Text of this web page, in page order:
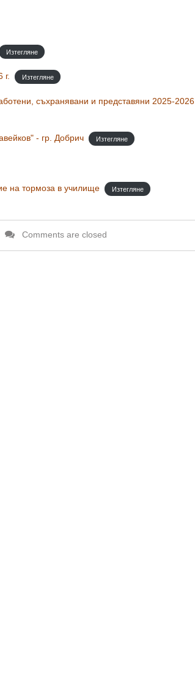
Изтегляне
г. Изтегляне
съхранявани и представяни 2025-2026
- гр. Добрич Изтегляне
на тормоза в училище Изтегляне
Comments are closed